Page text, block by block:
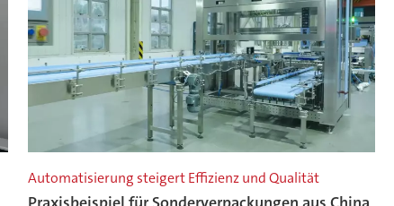
Automatisierung steigert Effizienz und Qualität